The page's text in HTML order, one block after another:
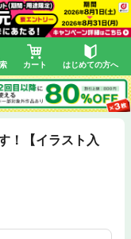
カート はじめての方へ
！【イラスト入